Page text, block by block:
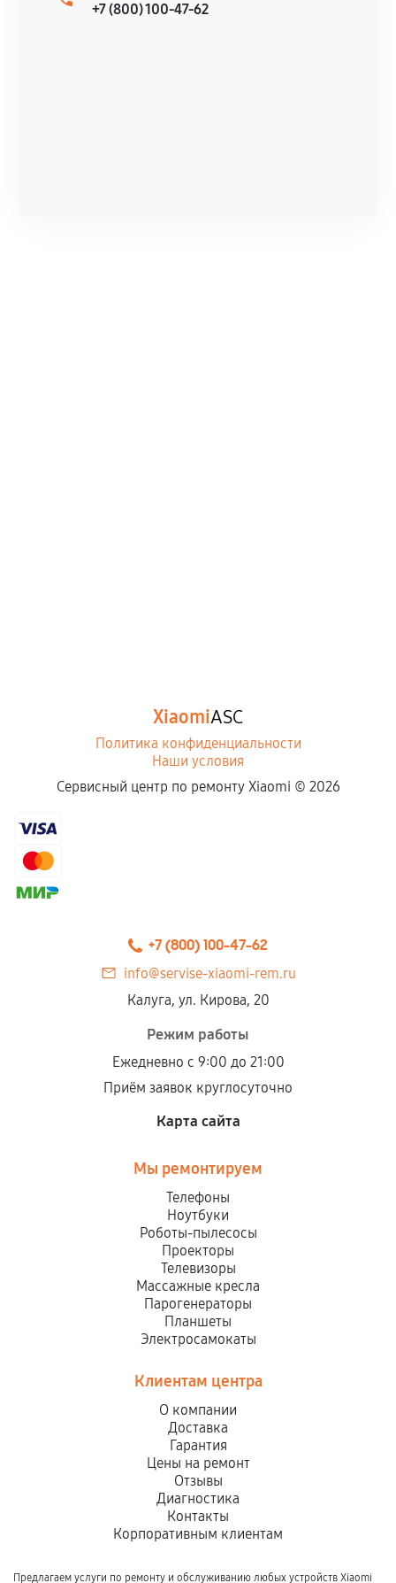
+7 (800) 100-47-62
XiaomiASC
Политика конфиденциальности
Наши условия
Сервисный центр по ремонту Xiaomi © 2026
+7 (800) 100-47-62
info@servise-xiaomi-rem.ru
Калуга, ул. Кирова, 20
Режим работы
Ежедневно с 9:00 до 21:00
Приём заявок круглосуточно
Карта сайта
Мы ремонтируем
Телефоны
Ноутбуки
Роботы-пылесосы
Проекторы
Телевизоры
Массажные кресла
Парогенераторы
Планшеты
Электросамокаты
Клиентам центра
О компании
Доставка
Гарантия
Цены на ремонт
Отзывы
Диагностика
Контакты
Корпоративным клиентам
Предлагаем услуги по ремонту и обслуживанию любых устройств Xiaomi